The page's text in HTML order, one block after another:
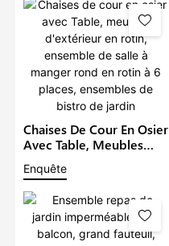
Chaises De Cour En Osier
Avec Table, Meubles
D'extérieur En Rotin,
Ensemble De Salle À
Manger Rond En Rotin À
6 Places, Ensembles De
Bistro De Jardin
Enquête